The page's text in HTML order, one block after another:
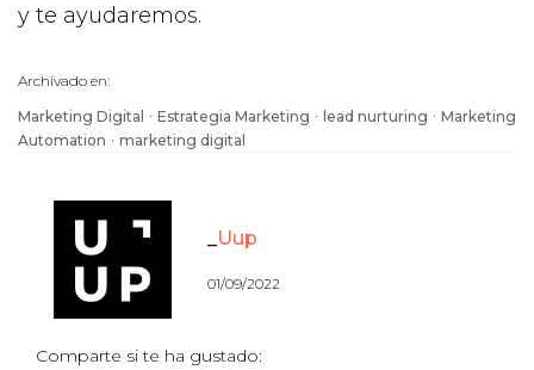
y te ayudaremos.
Archivado en:
Marketing Digital · Estrategia Marketing · lead nurturing · Marketing
Automation · marketing digital
Uup
01/09/2022
Comparte si te ha gustado: